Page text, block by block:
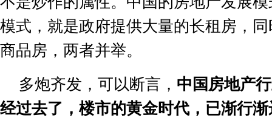
模式，就是政府提供大量的长租房，
商品房，两者并举。
多炮齐发，可以断言， 中国房地产
经过去了，楼市的黄金时代，已渐行